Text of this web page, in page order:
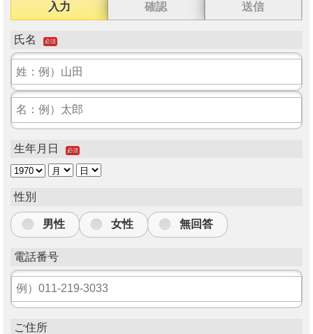
入力 確認 送信
氏名 必須
生年月日 必須
性別
男性 女性 無回答
電話番号
ご住所